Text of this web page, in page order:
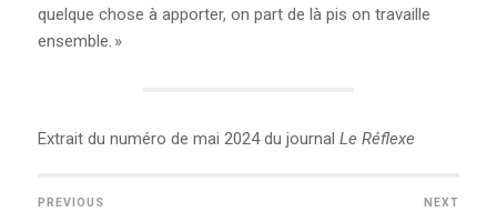
quelque chose à apporter, on part de là pis on travaille
ensemble. »
Extrait du numéro de mai 2024 du journalLe Réflexe
PREVIOUS NEXT